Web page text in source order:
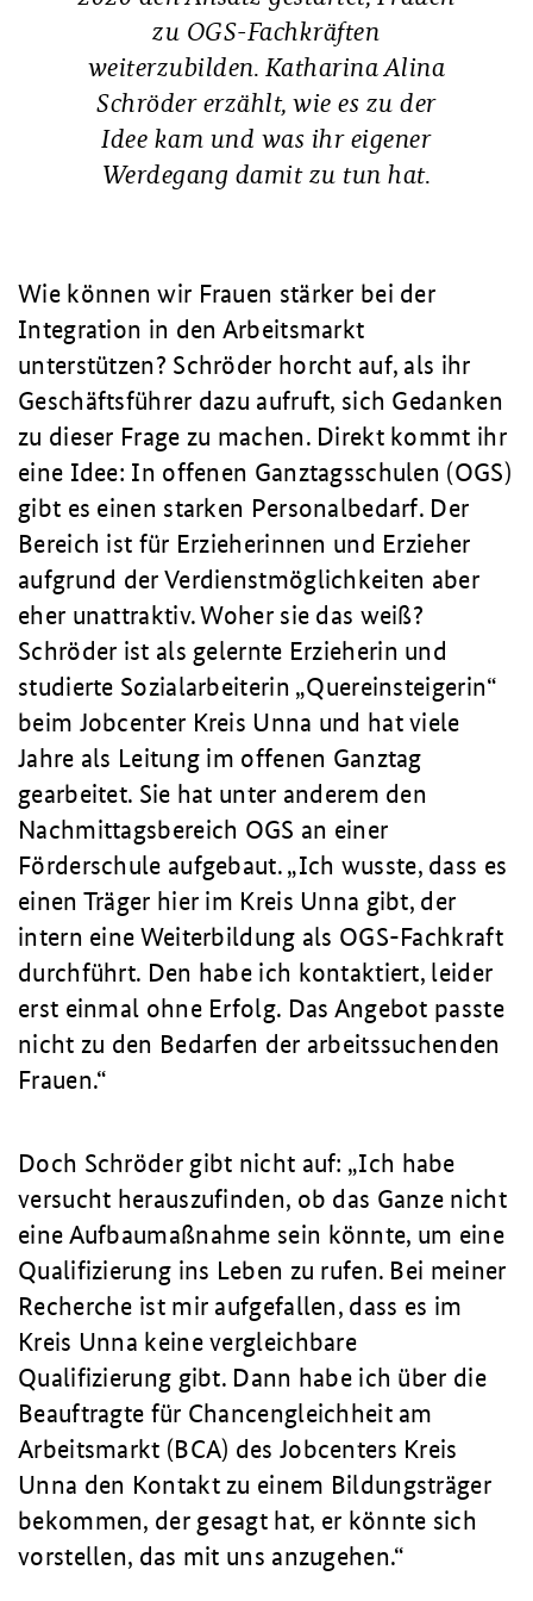
zu OGS-Fachkräften
weiterzubilden. Katharina Alina
Schröder erzählt, wie es zu der
Idee kam und was ihr eigener
Werdegang damit zu tun hat.
Wie können wir Frauen stärker bei der
Integration in den Arbeitsmarkt
unterstützen? Schröder horcht auf, als ihr
Geschäftsführer dazu aufruft, sich Gedanken
zu dieser Frage zu machen. Direkt kommt ihr
eine Idee: In offenen Ganztagsschulen (OGS)
gibt es einen starken Personalbedarf. Der
Bereich ist für Erzieherinnen und Erzieher
aufgrund der Verdienstmöglichkeiten aber
eher unattraktiv. Woher sie das weiß?
Schröder ist als gelernte Erzieherin und
studierte Sozialarbeiterin „Quereinsteigerin“
beim Jobcenter Kreis Unna und hat viele
Jahre als Leitung im offenen Ganztag
gearbeitet. Sie hat unter anderem den
Nachmittagsbereich OGS an einer
Förderschule aufgebaut. Ich wusste, dass es
einen Träger hier im Kreis Unna gibt, der
intern eine Weiterbildung als OGS-Fachkraft
durchführt. Den habe ich kontaktiert, leider
erst einmal ohne Erfolg. Das Angebot passte
nicht zu den Bedarfen der arbeitssuchenden
Frauen.
Doch Schröder gibt nicht auf:
Ich habe
versucht herauszufinden, ob das Ganze nicht
eine Aufbaumaßnahme sein könnte, um eine
Qualifizierung ins Leben zu rufen. Bei meiner
Recherche ist mir aufgefallen, dass es im
Kreis Unna keine vergleichbare
Qualifizierung gibt. Dann habe ich über die
Beauftragte für Chancengleichheit am
Arbeitsmarkt (BCA) des Jobcenters Kreis
Unna den Kontakt zu einem Bildungsträger
bekommen, der gesagt hat, er könnte sich
vorstellen, das mit uns anzugehen.